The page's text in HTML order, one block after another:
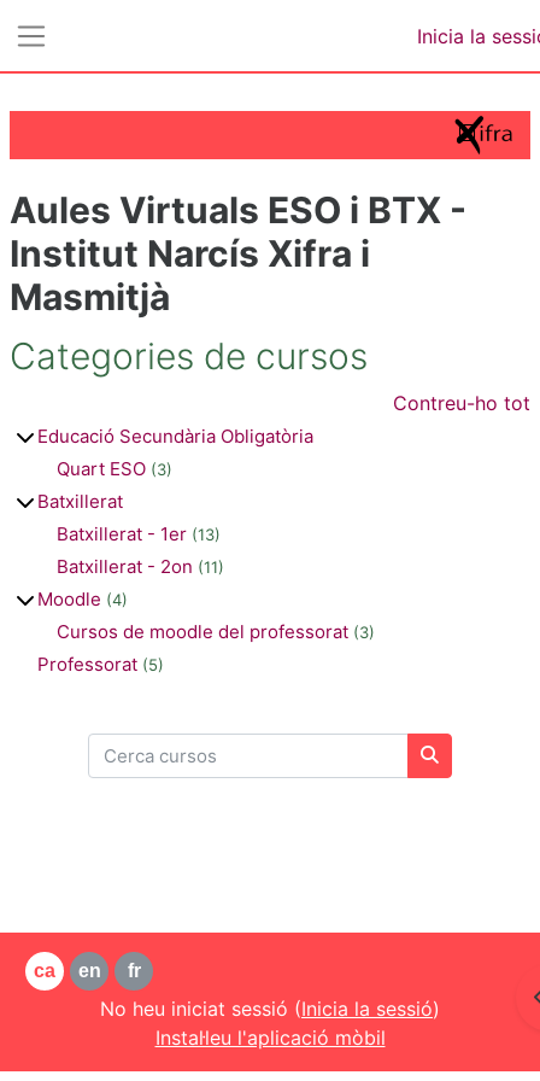
Inicia la
Aules Virtuals ESO i BTX -
Institut Narcís Xifra i
Masmitjà
Categories de cursos
Contreu-ho tot
Educació Secundària Obligatòria
Quart ESO (3)
Batxillerat
Batxillerat - 1er (13)
Batxillerat - 2on (11)
Moodle (4)
Cursos de moodle del professorat (3)
Professorat (5)
Cerca cursos
Cerca
ca en fr
No heu iniciat sessió (Inicia la sessió)
Instal·leu l'aplicació mòbil